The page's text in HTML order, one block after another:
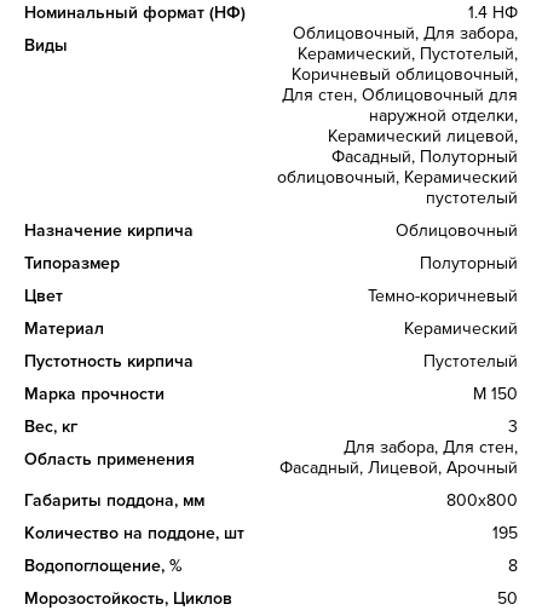
Номинальный формат (НФ)
1.4 НФ
Виды
Облицовочный, Для забора,
Керамический, Пустотелый,
Коричневый облицовочный,
Для стен, Облицовочный для
наружной отделки,
Керамический лицевой,
Фасадный, Полуторный
облицовочный, Керамический
пустотелый
Назначение кирпича
Облицовочный
Типоразмер
Полуторный
Цвет
Темно-коричневый
Материал
Керамический
Пустотность кирпича
Пустотелый
Марка прочности
М 150
Вес, кг
3
Область применения
Для забора, Для стен,
Фасадный, Лицевой, Арочный
Габариты поддона, мм
800х800
Количество на поддоне, шт
195
Водопоглощение, %
8
Морозостойкость, Циклов
50